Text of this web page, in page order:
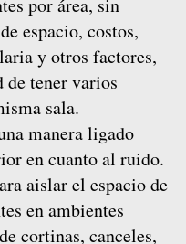
por área, sin
espacio, costos,
y otros factores,
de tener varios
sala.
manera ligado
en cuanto al ruido.
aislar el espacio de
en ambientes
cortinas, canceles,